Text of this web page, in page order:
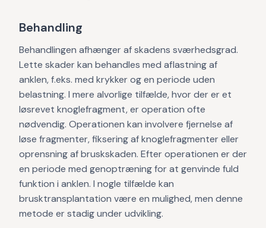
Behandling
Behandlingen afhænger af skadens sværhedsgrad.
Lette skader kan behandles med aflastning af
anklen, f.eks. med krykker og en periode uden
belastning. I mere alvorlige tilfælde, hvor der er et
løsrevet knoglefragment, er operation ofte
nødvendig. Operationen kan involvere fjernelse af
løse fragmenter, fiksering af knoglefragmenter eller
oprensning af bruskskaden. Efter operationen er der
en periode med genoptræning for at genvinde fuld
funktion i anklen. I nogle tilfælde kan
brusktransplantation være en mulighed, men denne
metode er stadig under udvikling.